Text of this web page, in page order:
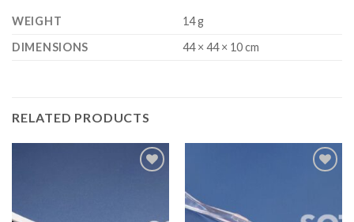
WEIGHT
14 g
DIMENSIONS
44 × 44 × 10 cm
RELATED PRODUCTS
thích